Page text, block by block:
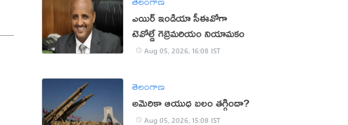
ఎయిర్ ఇండియా సీఈవోగా
టెవోల్డే గెబ్రెమరియం నియామకం
Aug 05, 2026, 16:08 IST
తెలంగాణ
అమెరికా ఆయుధ బలం తగ్గిందా?
Aug 05, 2026, 15:08 IST